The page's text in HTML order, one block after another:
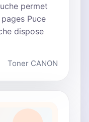
permet
Puce
dispose
Toner CANON